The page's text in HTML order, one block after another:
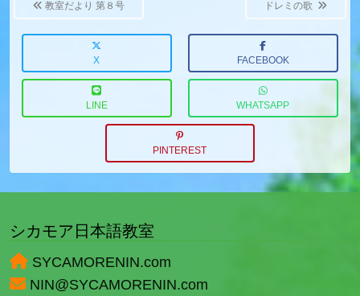
navigation
教室だより 第８号 ドレミの歌
X FACEBOOK
LINE WHATSAPP
PINTEREST
シカモア日本語教室
SYCAMORENIN.com
NIN@SYCAMORENIN.com